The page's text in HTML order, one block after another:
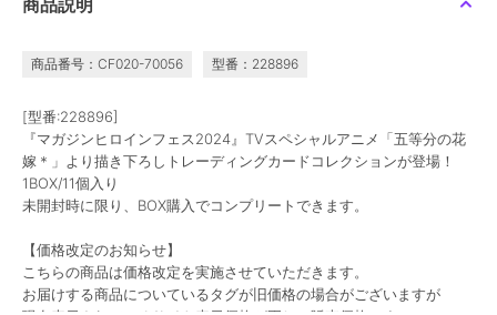
商品説明
商品番号：CF020-70056 型番：228896
[型番:228896]
『マガジンヒロインフェス2024』TVスペシャルアニメ「五等分の花
嫁＊」より描き下ろしトレーディングカードコレクションが登場！
1BOX/11個入り
未開封時に限り、BOX購入でコンプリートできます。
【価格改定のお知らせ】
こちらの商品は価格改定を実施させていただきます。
お届けする商品についているタグが旧価格の場合がございますが